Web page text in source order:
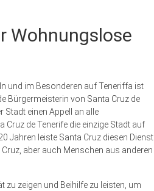
Wohnungslose
und im Besonderen auf Teneriffa ist
Bürgermeisterin von Santa Cruz de
einen Appell an alle
Cruz de Tenerife die einzige Stadt auf
Jahren leiste Santa Cruz diesen Dienst
aber auch Menschen aus anderen
zu zeigen und Beihilfe zu leisten, um